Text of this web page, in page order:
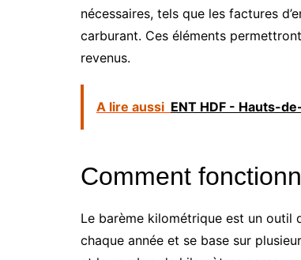
nécessaires, tels que les factures
carburant. Ces éléments
revenus.
A lire aussi ENT HDF - Hauts-
Comment
Le barème kilométrique est un outil
chaque année et se base sur